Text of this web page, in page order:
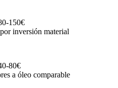
150€
inversión material
80€
a óleo comparable